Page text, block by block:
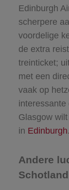
Edinburgh
scherpere
voordelige
de extra
treinticket;
met een
vaak op
Glasgow
in Edinburgh.
Andere
Schotland